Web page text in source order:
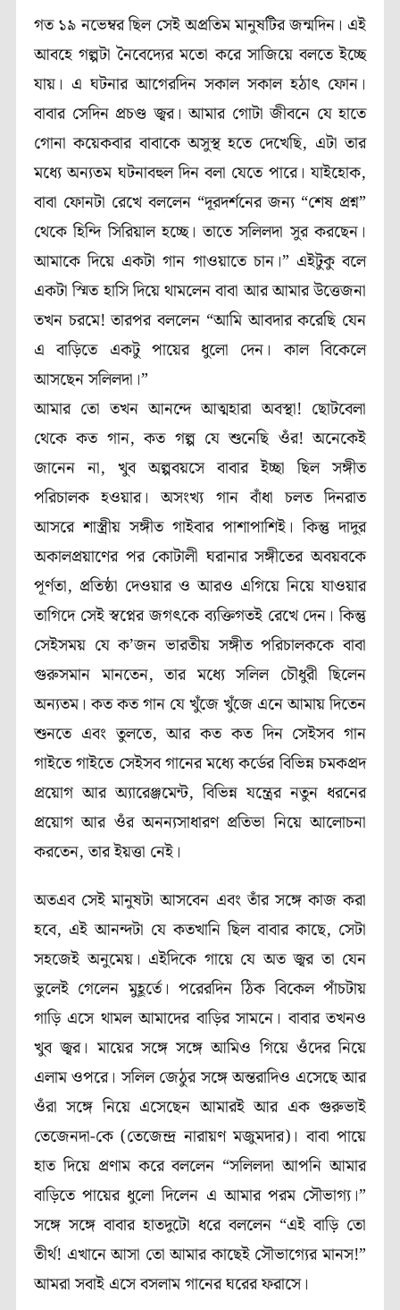
গত ১৯ নভেম্বর ছিল সেই অপ্রতিম মানুষটির জন্মদিন। এই
আবহে গল্পটা নৈবেদ্যের মতো করে সাজিয়ে বলতে ইচ্ছে
যায়। এ ঘটনার আগেরদিন সকাল সকাল হঠাৎ ফোন।
বাবার সেদিন প্রচণ্ড জ্বর। আমার গোটা জীবনে যে হাতে
গোনা কয়েকবার বাবাকে অসুস্থ হতে দেখেছি, এটা তার
মধ্যে অন্যতম ঘটনাবহুল দিন বলা যেতে পারে। যাইহোক,
বাবা ফোনটা রেখে বললেন “দূরদর্শনের জন্য “শেষ প্রশ্ন”
থেকে হিন্দি সিরিয়াল হচ্ছে। তাতে সলিলদা সুর করছেন।
আমাকে দিয়ে একটা গান গাওয়াতে চান।” এইটুকু বলে
একটা স্মিত হাসি দিয়ে থামলেন বাবা আর আমার উত্তেজনা
তখন চরমে! তারপর বললেন “আমি আবদার করেছি যেন
এ বাড়িতে একটু পায়ের ধুলো দেন। কাল বিকেলে
আসছেন সলিলদা।”
আমার তো তখন আনন্দে আত্মহারা অবস্থা! ছোটবেলা
থেকে কত গান, কত গল্প যে শুনেছি ওঁর! অনেকেই
জানেন না, খুব অল্পবয়সে বাবার ইচ্ছা ছিল সঙ্গীত
পরিচালক হওয়ার। অসংখ্য গান বাঁধা চলত দিনরাত
আসরে শাস্ত্রীয় সঙ্গীত গাইবার পাশাপাশিই। কিন্তু দাদুর
অকালপ্রয়াণের পর কোটালী ঘরানার সঙ্গীতের অবয়বকে
পূর্ণতা, প্রতিষ্ঠা দেওয়ার ও আরও এগিয়ে নিয়ে যাওয়ার
তাগিদে সেই স্বপ্নের জগৎকে ব্যক্তিগতই রেখে দেন। কিন্তু
সেইসময় যে ক’জন ভারতীয় সঙ্গীত পরিচালককে বাবা
গুরুসমান মানতেন, তার মধ্যে সলিল চৌধুরী ছিলেন
অন্যতম। কত কত গান যে খুঁজে খুঁজে এনে আমায় দিতেন
শুনতে এবং তুলতে, আর কত কত দিন সেইসব গান
গাইতে গাইতে সেইসব গানের মধ্যে কর্ডের বিভিন্ন চমকপ্রদ
প্রয়োগ আর অ্যারেঞ্জমেন্ট, বিভিন্ন যন্ত্রের নতুন ধরনের
প্রয়োগ আর ওঁর অনন্যসাধারণ প্রতিভা নিয়ে আলোচনা
করতেন, তার ইয়ত্তা নেই।
অতএব সেই মানুষটা আসবেন এবং তাঁর সঙ্গে কাজ করা
হবে, এই আনন্দটা যে কতখানি ছিল বাবার কাছে, সেটা
সহজেই অনুমেয়। এইদিকে গায়ে যে অত জ্বর তা যেন
ভুলেই গেলেন মুহূর্তে। পরেরদিন ঠিক বিকেল পাঁচটায়
গাড়ি এসে থামল আমাদের বাড়ির সামনে। বাবার তখনও
খুব জ্বর। মায়ের সঙ্গে সঙ্গে আমিও গিয়ে ওঁদের নিয়ে
এলাম ওপরে। সলিল জেঠুর সঙ্গে অন্তরাদিও এসেছে আর
ওঁরা সঙ্গে নিয়ে এসেছেন আমারই আর এক গুরুভাই
তেজেনদা-কে (তেজেন্দ্র নারায়ণ মজুমদার)। বাবা পায়ে
হাত দিয়ে প্রণাম করে বললেন “সলিলদা আপনি আমার
বাড়িতে পায়ের ধুলো দিলেন এ আমার পরম সৌভাগ্য।”
সঙ্গে সঙ্গে বাবার হাতদুটো ধরে বললেন “এই বাড়ি তো
তীর্থ! এখানে আসা তো আমার কাছেই সৌভাগ্যের মানস!”
আমরা সবাই এসে বসলাম গানের ঘরের ফরাসে।